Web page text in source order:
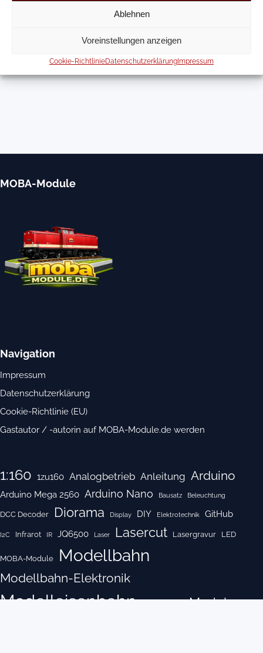
Ablehnen
Voreinstellungen anzeigen
Cookie-RichtlinieDatenschutzerklärungImpressum
MOBA-Module
Navigation
Impressum
Datenschutzerklärung
Cookie-Richtlinie (EU)
Gastautor / -autorin auf MOBA-Module.de werden
1:160 1zu160 Analogbetrieb Anleitung Arduino
Arduino Mega 2560 Arduino Nano Bausatz Beleuchtung
DCC Decoder Diorama Display DIY Elektrotechnik GitHub
I2C Infrarot IR JQ6500 Laser Lasercut Lasergravur LED
MOBA-Module Modellbahn
Modellbahn-Elektronik
Modelleisenbahn Modul